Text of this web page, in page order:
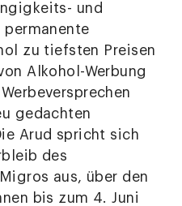
und
permanente
zu tiefsten Preisen
Alkohol-Werbung
gedachten
Arud spricht sich
des
aus, über den
bis zum 4. Juni